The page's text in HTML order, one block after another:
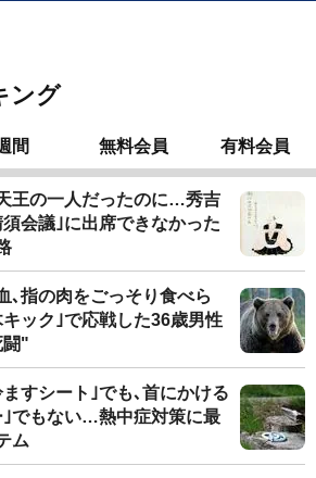
ング
間 無料会員 有料会員
王の一人だったのに…秀吉
会議｣に出席できなかった
､指の肉をごっそり食べら
ック｣で応戦した36歳男性
闘"
すシート｣でも､首にかける
｣でもない…熱中症対策に最
ム